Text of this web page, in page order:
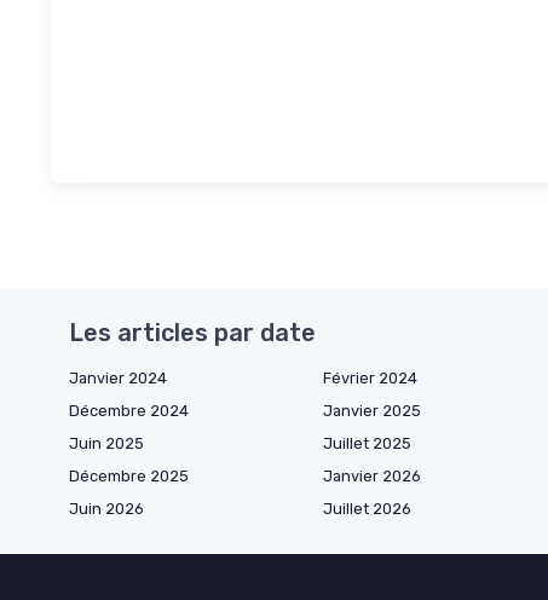
Les articles par date
Janvier 2024 Février 2024
Décembre 2024
Janvier 2025
Juin 2025
Juillet 2025
Décembre 2025
Janvier 2026
Juin 2026
Juillet 2026